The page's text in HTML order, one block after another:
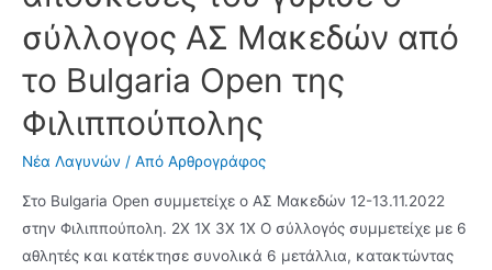
σύλλογος ΑΣ Μακεδών από
το Bulgaria Open της
Φιλιππούπολης
Νέα Λαγυνών / Από Αρθρογράφος
Στο Bulgaria Open συμμετείχε ο ΑΣ Μακεδών 12-13.11.2022
στην Φιλιππούπολη. 2X 1X 3X 1Χ Ο σύλλογός συμμετείχε με 6
αθλητές και κατέκτησε συνολικά 6 μετάλλια, κατακτώντας